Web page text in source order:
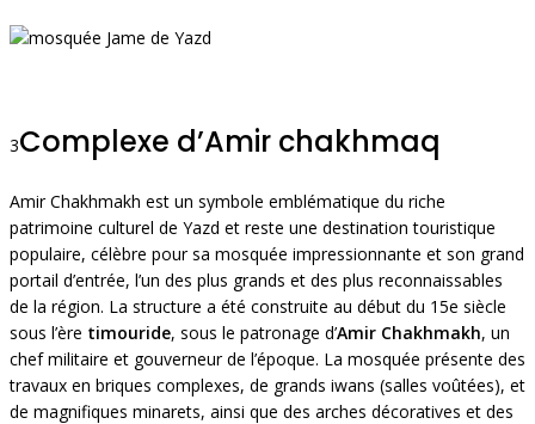
3Complexe d’Amir chakhmaq
Amir Chakhmakh est un symbole emblématique du riche
patrimoine culturel de Yazd et reste une destination touristique
populaire, célèbre pour sa mosquée impressionnante et son grand
portail d’entrée, l’un des plus grands et des plus reconnaissables
de la région. La structure a été construite au début du 15e siècle
sous l’ère timouride, sous le patronage d’Amir Chakhmakh, un
chef militaire et gouverneur de l’époque. La mosquée présente des
travaux en briques complexes, de grands iwans (salles voûtées), et
de magnifiques minarets, ainsi que des arches décoratives et des